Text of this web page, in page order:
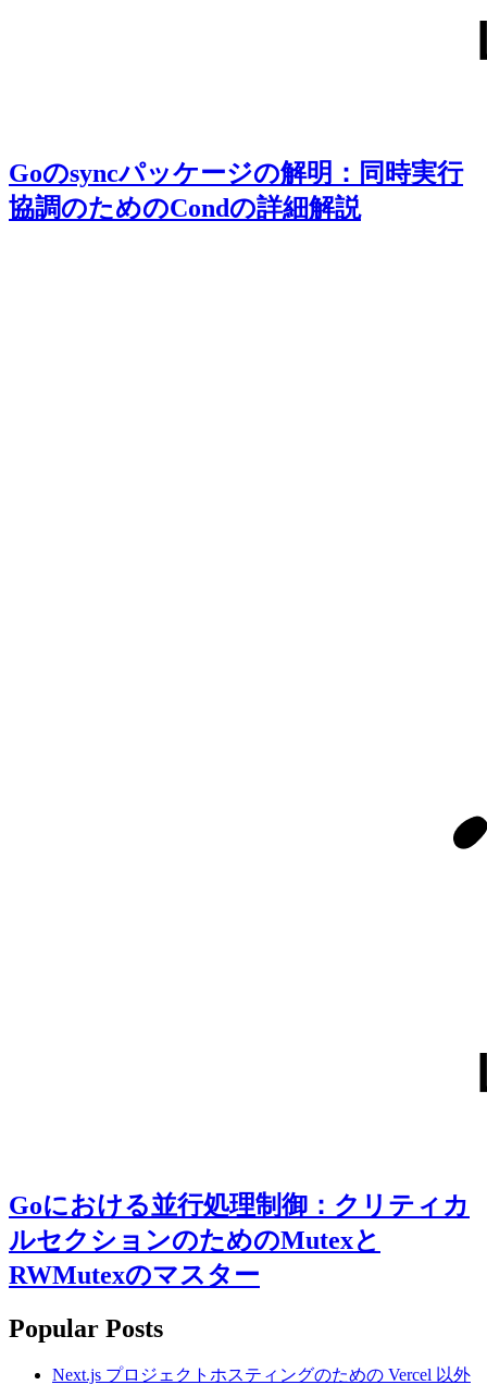
Goのsyncパッケージの解明：同時実行
協調のためのCondの詳細解説
Goにおける並行処理制御：クリティカ
ルセクションのためのMutexと
RWMutexのマスター
Popular Posts
Next.js プロジェクトホスティングのための Vercel 以外